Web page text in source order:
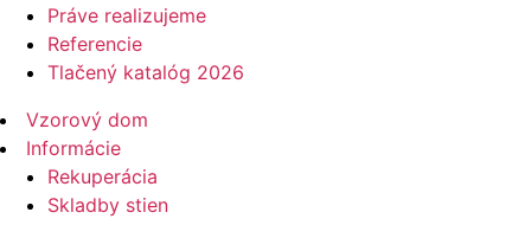
Práve realizujeme
Referencie
Tlačený katalóg 2026
Vzorový dom
Informácie
Rekuperácia
Skladby stien